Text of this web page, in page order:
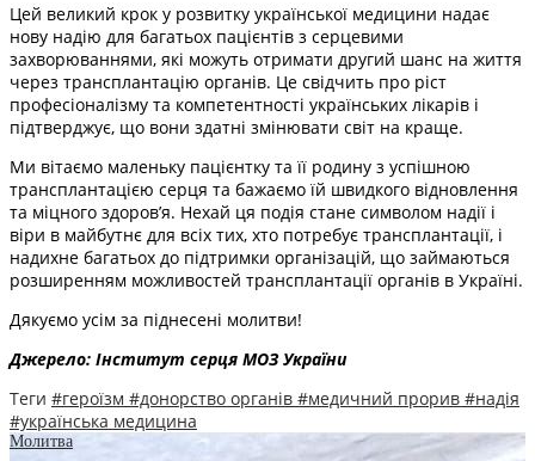
Цей великий крок у розвитку української медицини надає
нову надію для багатьох пацієнтів з серцевими
захворюваннями, які можуть отримати другий шанс на життя
через трансплантацію органів. Це свідчить про ріст
професіоналізму та компетентності українських лікарів і
підтверджує, що вони здатні змінювати світ на краще.
Ми вітаємо маленьку пацієнтку та її родину з успішною
трансплантацією серця та бажаємо їй швидкого відновлення
та міцного здоров’я. Нехай ця подія стане символом надії і
віри в майбутнє для всіх тих, хто потребує трансплантації, і
надихне багатьох до підтримки організацій, що займаються
розширенням можливостей трансплантації органів в Україні.
Дякуємо усім за піднесені молитви!
Джерело: Інститут серця МОЗ України
Теги #героїзм #донорство органів #медичний прорив #надія
#українська медицина
Молитва